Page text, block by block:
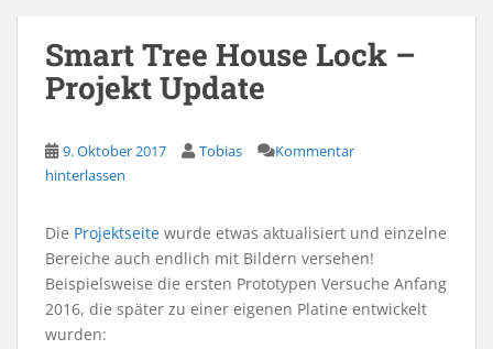
Smart Tree House Lock –
Projekt Update
9. Oktober 2017 Tobias
Kommentar
hinterlassen
Die Projektseite wurde etwas aktualisiert und einzelne
Bereiche auch endlich mit Bildern versehen!
Beispielsweise die ersten Prototypen Versuche Anfang
2016, die später zu einer eigenen Platine entwickelt
wurden: